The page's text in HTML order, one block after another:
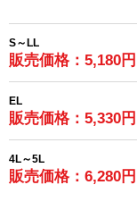
S～LL
販売価格：5,180円
EL
販売価格：5,330円
4L～5L
販売価格：6,280円